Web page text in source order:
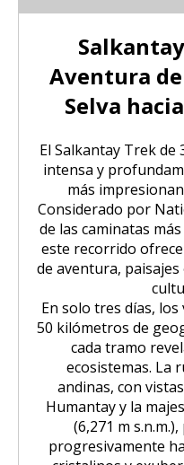
Nascer do sol
balão de ar
Excursão ao
dias/1 noite):
Montanha
Conexão
do Sol
Excursão
de Puno
Passeio pela
Amantaní e
Tour Salar de
Tour Salar de
Tour Salar de
Tour Salar de
Noites
Trilha
para Machu
montanha e
Huchuy Qosqo
Picchu
Tour Machu
Cores e Lagoa
Trilha
Natureza,
para Machu
Trilha
montanha
Trilha
montanha e
PACOTES
Excursão de 1
Aventura
Selva
El Salkantay Trek de
intensa y
más
Considerado por
de las caminatas
este recorrido
de aventura,
En solo tres días,
50 kilómetros de
cada tramo
ecosistemas. La
andinas, con
Humantay y la
(6,271 m
progresivamente